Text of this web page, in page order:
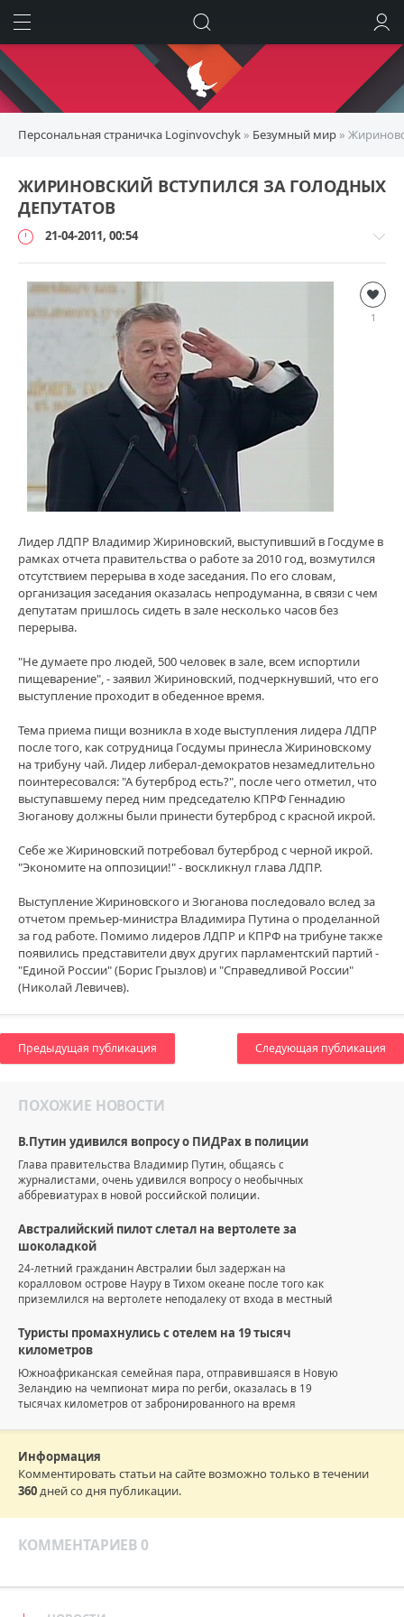
Персональная страничка Loginvovchyk » Безумный мир »
ЖИРИНОВСКИЙ ВСТУПИЛСЯ ЗА ГОЛОДНЫХ
ДЕПУТАТОВ
21-04-2011, 00:54
Безумный
мир
loginvovchyk
0
1
Лидер ЛДПР Владимир Жириновский, выступивший в Госдуме в
рамках отчета правительства о работе за 2010 год, возмутился
отсутствием перерыва в ходе заседания. По его словам,
организация заседания оказалась непродуманна, в связи с чем
депутатам пришлось сидеть в зале несколько часов без
перерыва.
"Не думаете про людей, 500 человек в зале, всем испортили
пищеварение", - заявил Жириновский, подчеркнувший, что его
выступление проходит в обеденное время.
Тема приема пищи возникла в ходе выступления лидера ЛДПР
после того, как сотрудница Госдумы принесла Жириновскому
на трибуну чай. Лидер либерал-демократов незамедлительно
поинтересовался: "А бутерброд есть?", после чего отметил, что
выступавшему перед ним председателю КПРФ Геннадию
Зюганову должны были принести бутерброд с красной икрой.
Себе же Жириновский потребовал бутерброд с черной икрой.
"Экономите на оппозиции!" - воскликнул глава ЛДПР.
Выступление Жириновского и Зюганова последовало вслед за
отчетом премьер-министра Владимира Путина о проделанной
за год работе. Помимо лидеров ЛДПР и КПРФ на трибуне также
появились представители двух других парламентский партий -
"Единой России" (Борис Грызлов) и "Справедливой России"
(Николай Левичев).
Предыдущая публикация Следующая публикация
ПОХОЖИЕ НОВОСТИ
В.Путин удивился вопросу о ПИДРах в полиции
Глава правительства Владимир Путин, общаясь с
журналистами, очень удивился вопросу о необычных
аббревиатурах в новой российской полиции.
Австралийский пилот слетал на вертолете за
шоколадкой
24-летний гражданин Австралии был задержан на
коралловом острове Науру в Тихом океане после того как
приземлился на вертолете неподалеку от входа в местный
Туристы промахнулись с отелем на 19 тысяч
километров
Южноафриканская семейная пара, отправившаяся в Новую
Зеландию на чемпионат мира по регби, оказалась в 19
тысячах километров от забронированного на время
Информация
Комментировать статьи на сайте возможно только в течении
360дней со дня публикации.
КОММЕНТАРИЕВ 0